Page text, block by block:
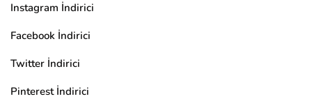
Instagram İndirici
Facebook İndirici
Twitter İndirici
Pinterest İndirici